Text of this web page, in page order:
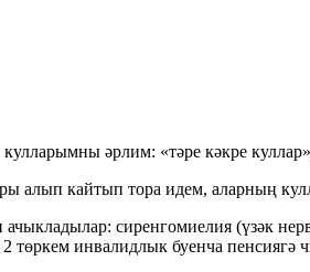
әрлим: «тәре кәкре
алып кайтып тора идем, аларның
сиренгомиелия (үзәк
төркем инвалидлык буенча пенсиягә